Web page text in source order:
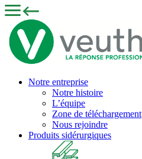
Notre entreprise
Notre histoire
L’équipe
Zone de téléchargement
Nous rejoindre
Produits sidérurgiques